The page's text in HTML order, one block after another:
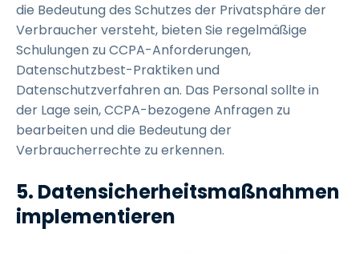
die Bedeutung des Schutzes der Privatsphäre der
Verbraucher versteht, bieten Sie regelmäßige
Schulungen zu CCPA-Anforderungen,
Datenschutzbest-Praktiken und
Datenschutzverfahren an. Das Personal sollte in
der Lage sein, CCPA-bezogene Anfragen zu
bearbeiten und die Bedeutung der
Verbraucherrechte zu erkennen.
5. Datensicherheitsmaßnahmen
implementieren